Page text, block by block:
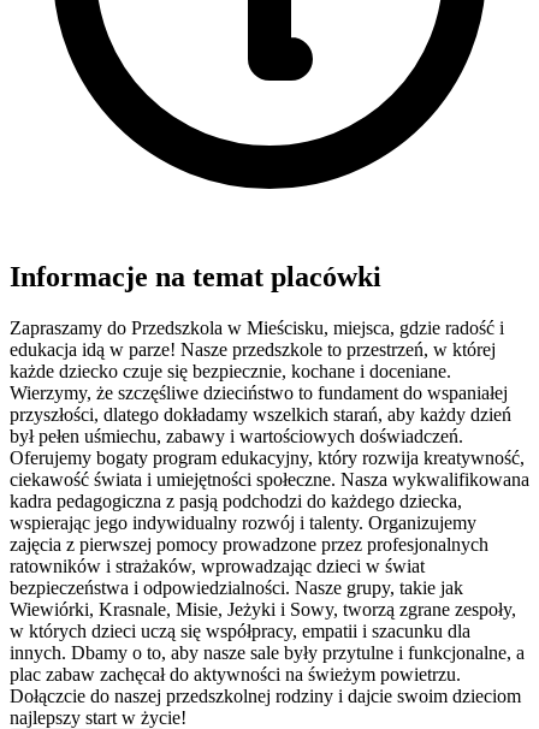
Informacje na temat placówki
Zapraszamy do Przedszkola w Mieścisku, miejsca, gdzie radość i
edukacja idą w parze! Nasze przedszkole to przestrzeń, w której
każde dziecko czuje się bezpiecznie, kochane i doceniane.
Wierzymy, że szczęśliwe dzieciństwo to fundament do wspaniałej
przyszłości, dlatego dokładamy wszelkich starań, aby każdy dzień
był pełen uśmiechu, zabawy i wartościowych doświadczeń.
Oferujemy bogaty program edukacyjny, który rozwija kreatywność,
ciekawość świata i umiejętności społeczne. Nasza wykwalifikowana
kadra pedagogiczna z pasją podchodzi do każdego dziecka,
wspierając jego indywidualny rozwój i talenty. Organizujemy
zajęcia z pierwszej pomocy prowadzone przez profesjonalnych
ratowników i strażaków, wprowadzając dzieci w świat
bezpieczeństwa i odpowiedzialności. Nasze grupy, takie jak
Wiewiórki, Krasnale, Misie, Jeżyki i Sowy, tworzą zgrane zespoły,
w których dzieci uczą się współpracy, empatii i szacunku dla
innych. Dbamy o to, aby nasze sale były przytulne i funkcjonalne, a
plac zabaw zachęcał do aktywności na świeżym powietrzu.
Dołączcie do naszej przedszkolnej rodziny i dajcie swoim dzieciom
najlepszy start w życie!